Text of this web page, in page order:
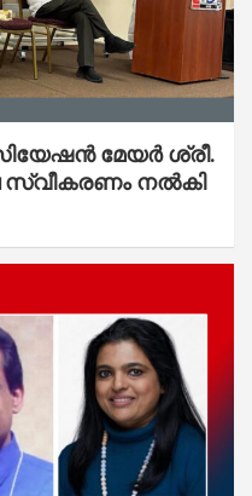
മേയർ ശ്രീ.
വി. വി. രാജേഷിന് ഉജ്വല സ്വീകരണം നൽകി